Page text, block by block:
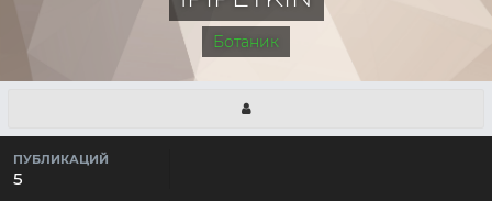
Ботаник
ПУБЛИКАЦИЙ
5